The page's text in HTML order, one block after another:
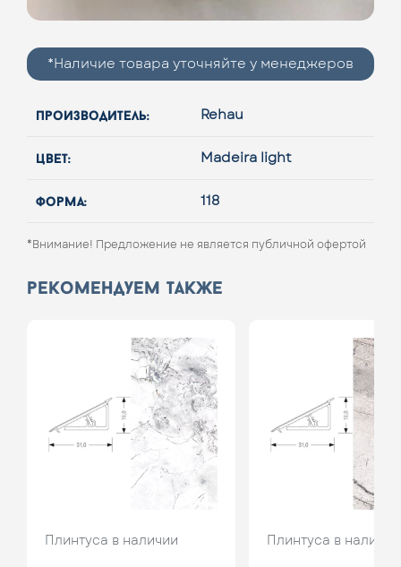
*Наличие товара уточняйте у менеджеров
производитель: Rehau
цвет: Madeira light
форма: 118
*Внимание! Предложение не является публичной офертой
рекомендуем также
Плинтуса в наличии Плинтуса в наличии